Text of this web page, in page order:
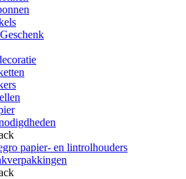
papier- en lintrolhouders